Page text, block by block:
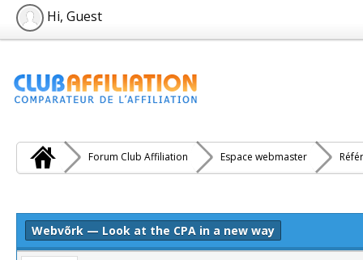
Hi, Guest
Forum Club Affiliation Espace webmaster
Webvõrk — Look at the CPA in a new way